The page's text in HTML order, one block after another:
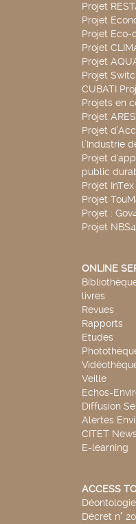
Projet
Projet
Projet Eco-
Projet
Projet
Projet
CUBATI
Projets en
Projet
Projet
l’Industrie
Projet
public
Projet InTex
Projet
Projet :
Projet
ONLINE
livres
Revues
Rapports
Etudes
Veille
Echos-
Diffusion
Alertes
CITET
E-learning
ACCESS
Décret n°